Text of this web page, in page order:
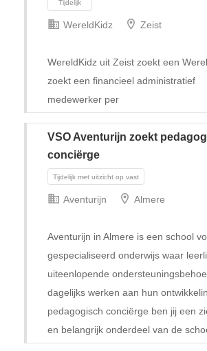
Tijdelijk
WereldKidz Zeist
WereldKidz uit Zeist zoekt een
zoekt een financieel administratief
medewerker per
VSO Aventurijn zoekt
conciërge
Aventurijn Almere
Aventurijn in Almere is een school
gespecialiseerd onderwijs waar
uiteenlopende
dagelijks werken aan hun
pedagogisch conciërge ben jij een
en belangrijk onderdeel van de